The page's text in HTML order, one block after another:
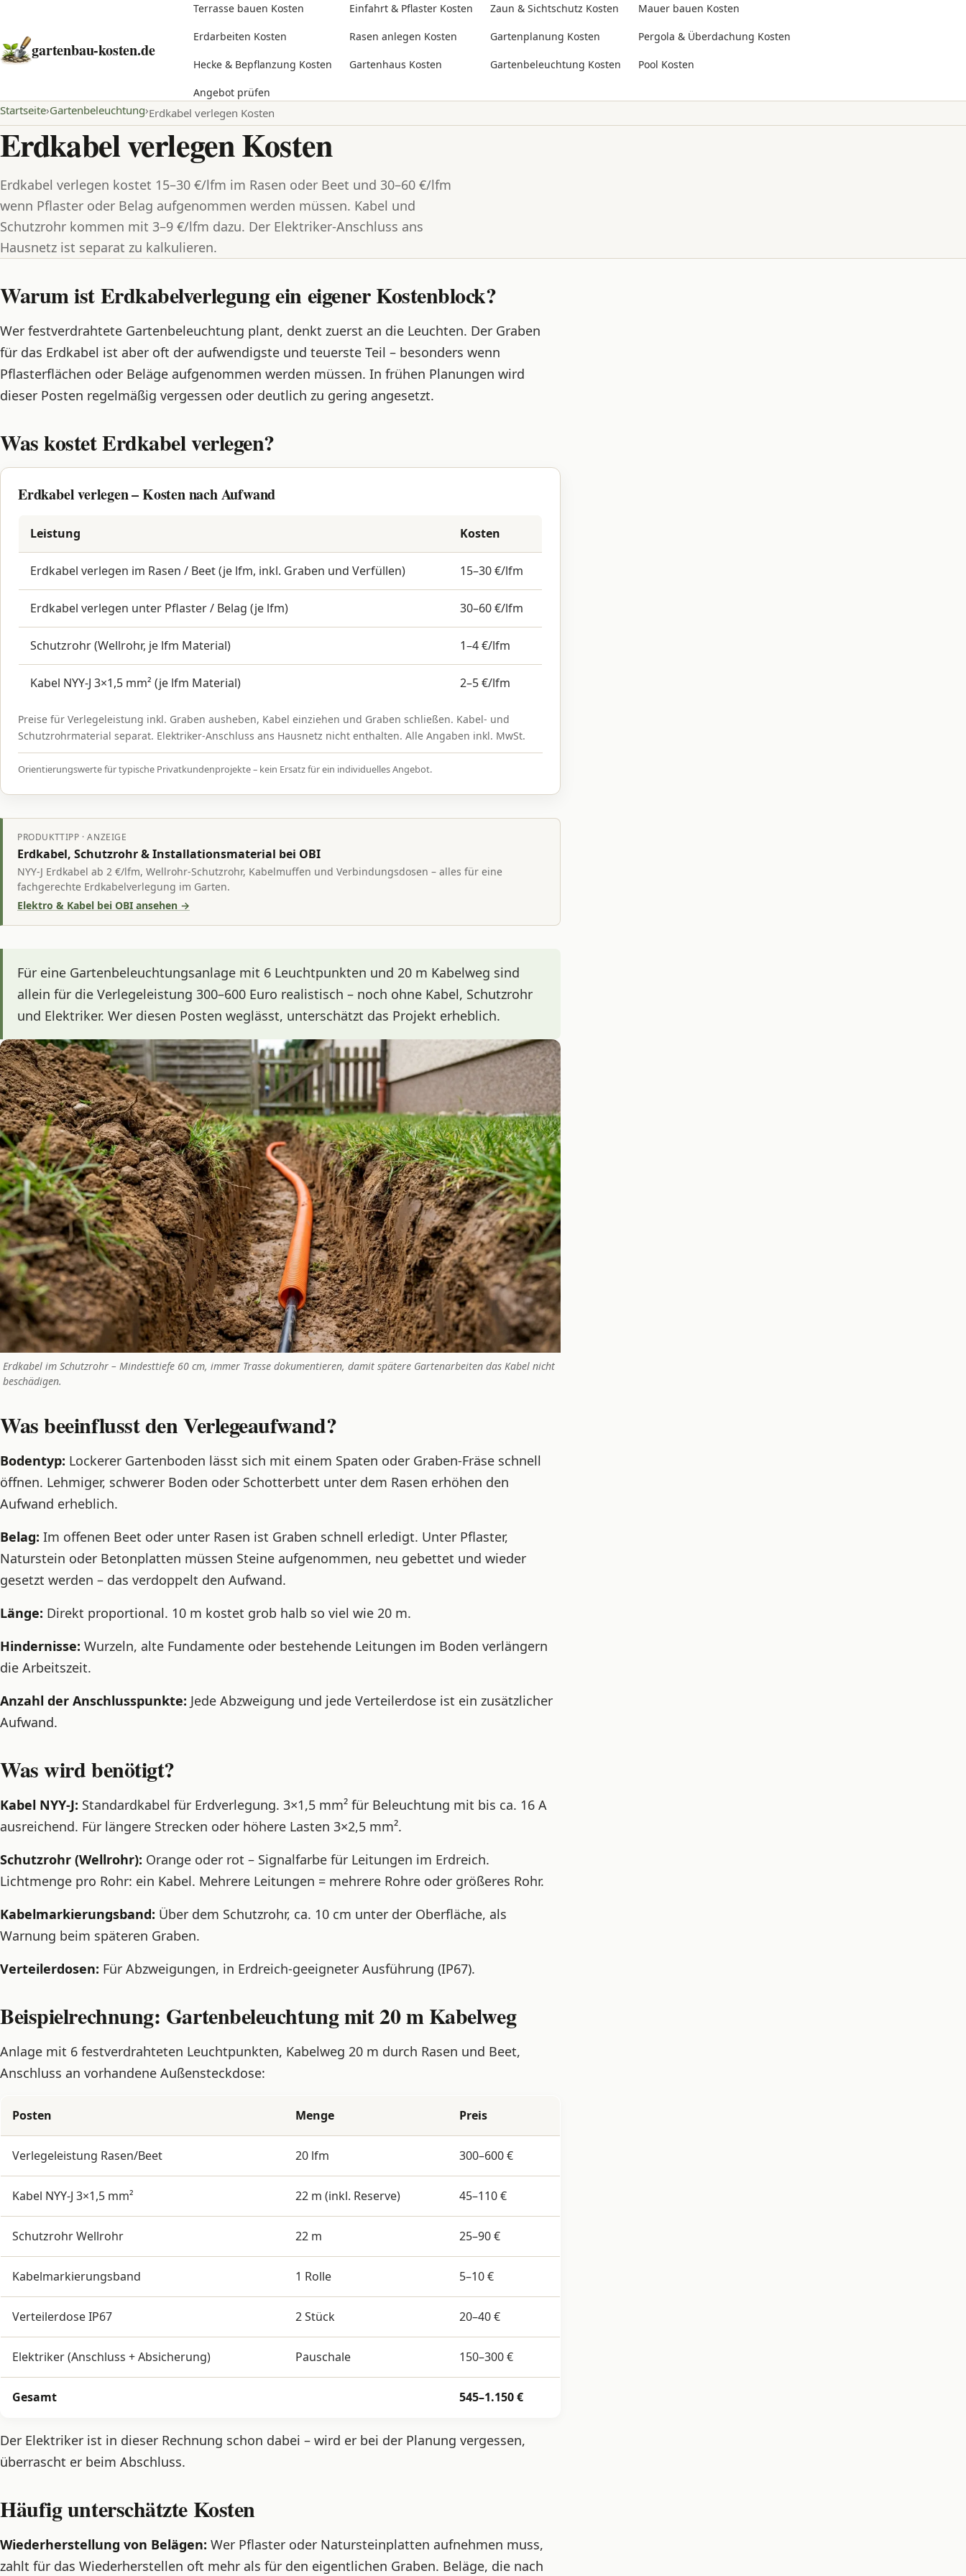
gartenbau-kosten.de
Terrasse bauen Kosten Einfahrt & Pflaster Kosten Zaun & Sichtschutz Kosten Mauer bauen Kosten
Erdarbeiten Kosten Rasen anlegen Kosten Gartenplanung Kosten Pergola & Überdachung Kosten
Hecke & Bepflanzung Kosten Gartenhaus Kosten Gartenbeleuchtung Kosten Pool Kosten
Angebot prüfen
Startseite Gartenbeleuchtung Erdkabel verlegen Kosten
Erdkabel verlegen Kosten
Erdkabel verlegen kostet 15–30 €/lfm im Rasen oder Beet und 30–60 €/lfm
wenn Pflaster oder Belag aufgenommen werden müssen. Kabel und
Schutzrohr kommen mit 3–9 €/lfm dazu. Der Elektriker-Anschluss ans
Hausnetz ist separat zu kalkulieren.
Warum ist Erdkabelverlegung ein eigener Kostenblock?
Wer festverdrahtete Gartenbeleuchtung plant, denkt zuerst an die Leuchten. Der Graben
für das Erdkabel ist aber oft der aufwendigste und teuerste Teil – besonders wenn
Pflasterflächen oder Beläge aufgenommen werden müssen. In frühen Planungen wird
dieser Posten regelmäßig vergessen oder deutlich zu gering angesetzt.
Was kostet Erdkabel verlegen?
Erdkabel verlegen – Kosten nach Aufwand
Leistung Kosten
Erdkabel verlegen im Rasen / Beet (je lfm, inkl. Graben und Verfüllen) 15–30 €/lfm
Erdkabel verlegen unter Pflaster / Belag (je lfm) 30–60 €/lfm
Schutzrohr (Wellrohr, je lfm Material) 1–4 €/lfm
Kabel NYY-J 3×1,5 mm² (je lfm Material) 2–5 €/lfm
Preise für Verlegeleistung inkl. Graben ausheben, Kabel einziehen und Graben schließen. Kabel- und
Schutzrohrmaterial separat. Elektriker-Anschluss ans Hausnetz nicht enthalten. Alle Angaben inkl. MwSt.
Orientierungswerte für typische Privatkundenprojekte – kein Ersatz für ein individuelles Angebot.
PRODUKTTIPP · ANZEIGE
Erdkabel, Schutzrohr & Installationsmaterial bei OBI
NYY-J Erdkabel ab 2 €/lfm, Wellrohr-Schutzrohr, Kabelmuffen und Verbindungsdosen – alles für eine
fachgerechte Erdkabelverlegung im Garten.
Elektro & Kabel bei OBI ansehen →
Für eine Gartenbeleuchtungsanlage mit 6 Leuchtpunkten und 20 m Kabelweg sind
allein für die Verlegeleistung 300–600 Euro realistisch – noch ohne Kabel, Schutzrohr
und Elektriker. Wer diesen Posten weglässt, unterschätzt das Projekt erheblich.
Erdkabel im Schutzrohr – Mindesttiefe 60 cm, immer Trasse dokumentieren, damit spätere Gartenarbeiten das Kabel nicht
beschädigen.
Was beeinflusst den Verlegeaufwand?
Bodentyp: Lockerer Gartenboden lässt sich mit einem Spaten oder Graben-Fräse schnell
öffnen. Lehmiger, schwerer Boden oder Schotterbett unter dem Rasen erhöhen den
Aufwand erheblich.
Belag: Im offenen Beet oder unter Rasen ist Graben schnell erledigt. Unter Pflaster,
Naturstein oder Betonplatten müssen Steine aufgenommen, neu gebettet und wieder
gesetzt werden – das verdoppelt den Aufwand.
Länge: Direkt proportional. 10 m kostet grob halb so viel wie 20 m.
Hindernisse: Wurzeln, alte Fundamente oder bestehende Leitungen im Boden verlängern
die Arbeitszeit.
Anzahl der Anschlusspunkte: Jede Abzweigung und jede Verteilerdose ist ein zusätzlicher
Aufwand.
Was wird benötigt?
Kabel NYY-J: Standardkabel für Erdverlegung. 3×1,5 mm² für Beleuchtung mit bis ca. 16 A
ausreichend. Für längere Strecken oder höhere Lasten 3×2,5 mm².
Schutzrohr (Wellrohr): Orange oder rot – Signalfarbe für Leitungen im Erdreich.
Lichtmenge pro Rohr: ein Kabel. Mehrere Leitungen = mehrere Rohre oder größeres Rohr.
Kabelmarkierungsband: Über dem Schutzrohr, ca. 10 cm unter der Oberfläche, als
Warnung beim späteren Graben.
Verteilerdosen: Für Abzweigungen, in Erdreich-geeigneter Ausführung (IP67).
Beispielrechnung: Gartenbeleuchtung mit 20 m Kabelweg
Anlage mit 6 festverdrahteten Leuchtpunkten, Kabelweg 20 m durch Rasen und Beet,
Anschluss an vorhandene Außensteckdose:
Posten Menge Preis
Verlegeleistung Rasen/Beet 20 lfm 300–600 €
Kabel NYY-J 3×1,5 mm² 22 m (inkl. Reserve) 45–110 €
Schutzrohr Wellrohr 22 m 25–90 €
Kabelmarkierungsband 1 Rolle 5–10 €
Verteilerdose IP67 2 Stück 20–40 €
Elektriker (Anschluss + Absicherung) Pauschale 150–300 €
Gesamt 545–1.150 €
Der Elektriker ist in dieser Rechnung schon dabei – wird er bei der Planung vergessen,
überrascht er beim Abschluss.
Häufig unterschätzte Kosten
Wiederherstellung von Belägen: Wer Pflaster oder Natursteinplatten aufnehmen muss,
zahlt für das Wiederherstellen oft mehr als für den eigentlichen Graben. Beläge, die nach